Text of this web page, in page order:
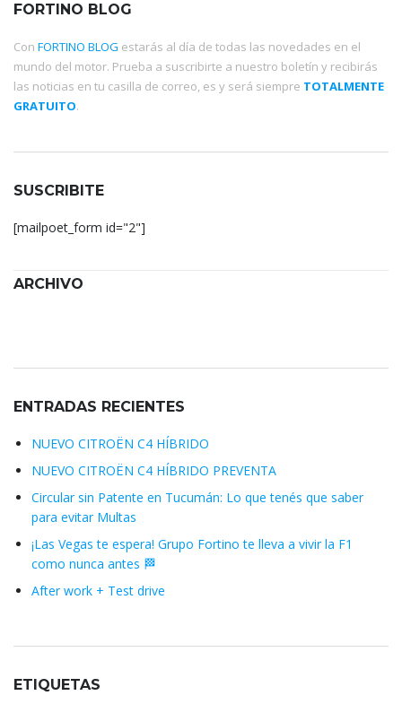
FORTINO BLOG
Con FORTINO BLOG estarás al día de todas las novedades en el
mundo del motor. Prueba a suscribirte a nuestro boletín y recibirás
las noticias en tu casilla de correo, es y será siempre TOTALMENTE
GRATUITO.
SUSCRIBITE
[mailpoet_form id="2"]
ARCHIVO
ENTRADAS RECIENTES
NUEVO CITROËN C4 HÍBRIDO
NUEVO CITROËN C4 HÍBRIDO PREVENTA
Circular sin Patente en Tucumán: Lo que tenés que saber
para evitar Multas
¡Las Vegas te espera! Grupo Fortino te lleva a vivir la F1
como nunca antes 🏁
After work + Test drive
ETIQUETAS